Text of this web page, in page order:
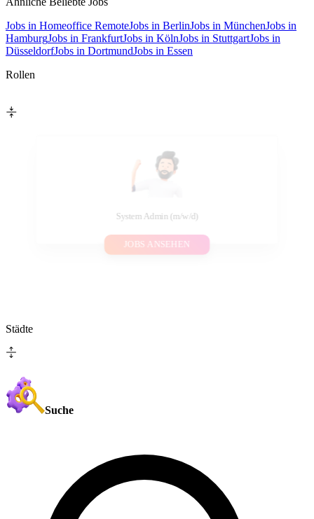
Jobs in Homeoffice RemoteJobs in BerlinJobs in MünchenJobs in
HamburgJobs in FrankfurtJobs in KölnJobs in StuttgartJobs in
DüsseldorfJobs in DortmundJobs in Essen
Rollen
System Admin (m/w/d)
JOBS ANSEHEN
Städte
Suche